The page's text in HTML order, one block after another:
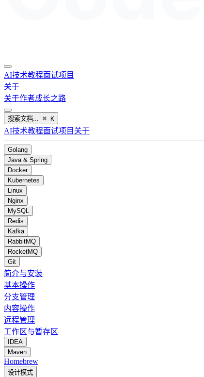
AI技术教程面试项目
关于
关于作者成长之路
搜索文档... ⌘ K
AI技术教程面试项目 关于
Golang
Java & Spring
Docker
Kubernetes
Linux
Nginx
MySQL
Redis
Kafka
RabbitMQ
RocketMQ
Git
简介与安装
基本操作
分支管理
内容操作
远程管理
工作区与暂存区
IDEA
Maven
Homebrew
设计模式